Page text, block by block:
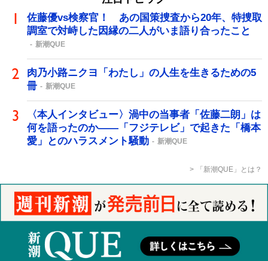
佐藤優vs検察官！ あの国策捜査から20年、特捜取
調室で対峙した因縁の二人がいま語り合ったこと
新潮QUE
肉乃小路ニクヨ「わたし」の人生を生きるための5
冊
新潮QUE
〈本人インタビュー〉渦中の当事者「佐藤二朗」は
何を語ったのか――「フジテレビ」で起きた「橋本
愛」とのハラスメント騒動
新潮QUE
「新潮QUE」とは？